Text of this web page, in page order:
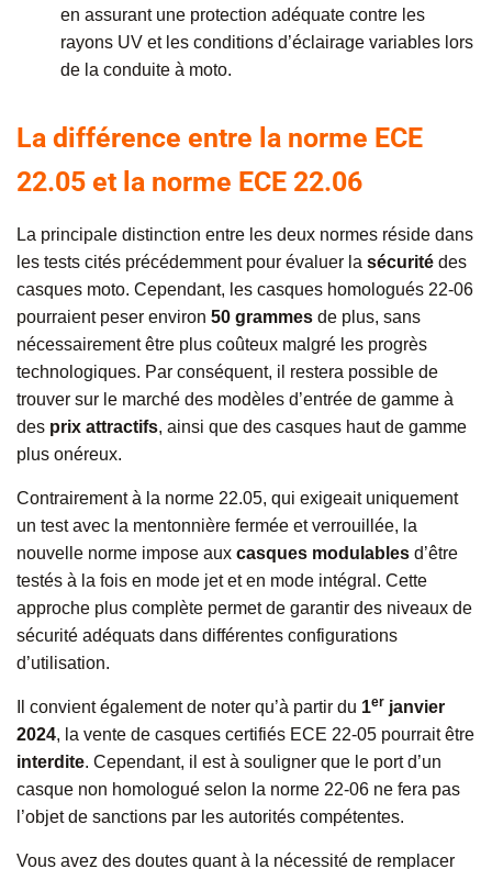
en assurant une protection adéquate contre les
rayons UV et les conditions d’éclairage variables lors
de la conduite à moto.
La différence entre la norme ECE
22.05 et la norme ECE 22.06
La principale distinction entre les deux normes réside dans
les tests cités précédemment pour évaluer la sécurité des
casques moto. Cependant, les casques homologués 22-06
pourraient peser environ 50 grammes de plus, sans
nécessairement être plus coûteux malgré les progrès
technologiques. Par conséquent, il restera possible de
trouver sur le marché des modèles d’entrée de gamme à
des prix attractifs, ainsi que des casques haut de gamme
plus onéreux.
Contrairement à la norme 22.05, qui exigeait uniquement
un test avec la mentonnière fermée et verrouillée, la
nouvelle norme impose aux casques modulables d’être
testés à la fois en mode jet et en mode intégral. Cette
approche plus complète permet de garantir des niveaux de
sécurité adéquats dans différentes configurations
d’utilisation.
Il convient également de noter qu’à partir du 1er janvier
2024, la vente de casques certifiés ECE 22-05 pourrait être
interdite. Cependant, il est à souligner que le port d’un
casque non homologué selon la norme 22-06 ne fera pas
l’objet de sanctions par les autorités compétentes.
Vous avez des doutes quant à la nécessité de remplacer